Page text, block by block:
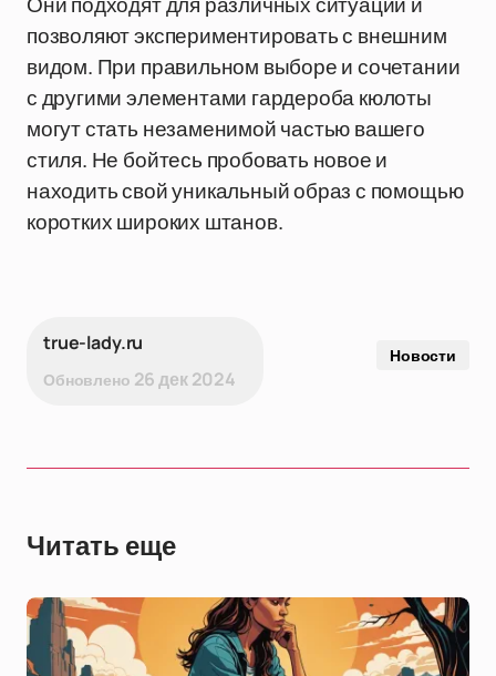
позволяют экспериментировать с внешним
видом. При правильном выборе и сочетании
с другими элементами гардероба кюлоты
могут стать незаменимой частью вашего
стиля. Не бойтесь пробовать новое и
находить свой уникальный образ с помощью
коротких широких штанов.
true-lady.ru
Обновлено 26 дек 2024
Новости
Читать еще